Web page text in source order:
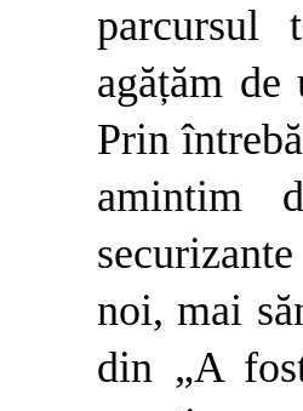
parcursul
agățăm de
Prin
amintim
noi, mai
din „A